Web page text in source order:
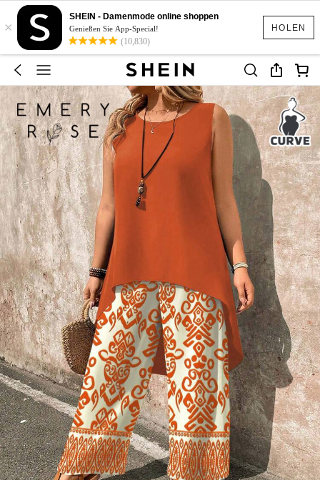
HOLEN
×
SHEIN - Damenmode online shoppen
Genießen Sie App-Special!
(10,830)